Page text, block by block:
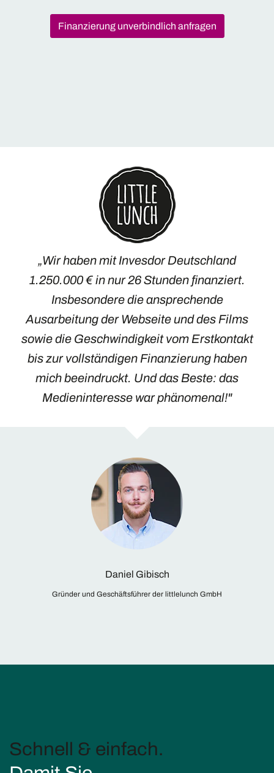
Finanzierung unverbindlich anfragen
„Wir haben mit Invesdor Deutschland
1.250.000 € in nur 26 Stunden finanziert.
Insbesondere die ansprechende
Ausarbeitung der Webseite und des Films
sowie die Geschwindigkeit vom Erstkontakt
bis zur vollständigen Finanzierung haben
mich beeindruckt. Und das Beste: das
Medieninteresse war phänomenal!"
Daniel Gibisch
Gründer und Geschäftsführer der littlelunch GmbH
Schnell & einfach.